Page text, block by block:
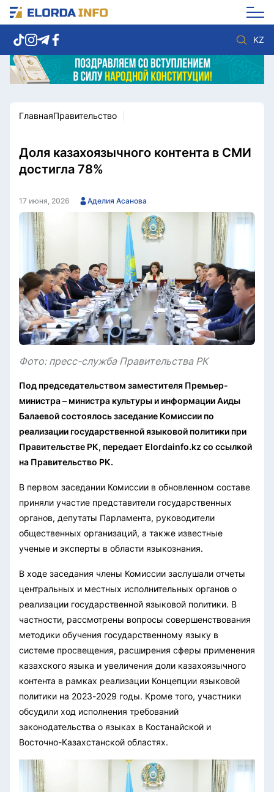
KZ
Новости столицы
Политика
Спорт
Культура
Разное
Видео
Этический кодекс
Служу стране
ГлавнаяПравительство
Доля казахоязычного контента в СМИ
достигла 78%
17 июня, 2026 Аделия Асанова
Фото: пресс-служба Правительства РК
Под председательством заместителя Премьер-
министра – министра культуры и информации Аиды
Балаевой состоялось заседание Комиссии по
реализации государственной языковой политики при
Правительстве РК, передает Elordainfo.kz со ссылкой
на Правительство РК.
В первом заседании Комиссии в обновленном составе
приняли участие представители государственных
органов, депутаты Парламента, руководители
общественных организаций, а также известные
ученые и эксперты в области языкознания.
В ходе заседания члены Комиссии заслушали отчеты
центральных и местных исполнительных органов о
реализации государственной языковой политики. В
частности, рассмотрены вопросы совершенствования
методики обучения государственному языку в
системе просвещения, расширения сферы применения
казахского языка и увеличения доли казахоязычного
контента в рамках реализации Концепции языковой
политики на 2023-2029 годы. Кроме того, участники
обсудили ход исполнения требований
законодательства о языках в Костанайской и
Восточно-Казахстанской областях.